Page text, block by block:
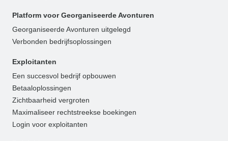
Platform voor Georganiseerde Avonturen
Georganiseerde Avonturen uitgelegd
Verbonden bedrijfsoplossingen
Exploitanten
Een succesvol bedrijf opbouwen
Betaaloplossingen
Zichtbaarheid vergroten
Maximaliseer rechtstreekse boekingen
Login voor exploitanten